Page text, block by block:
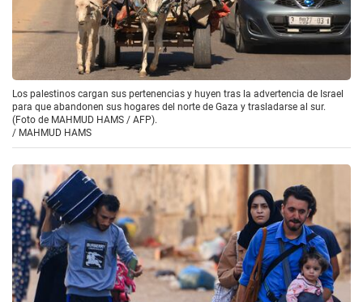
Los palestinos cargan sus pertenencias y huyen tras la advertencia de Israel
para que abandonen sus hogares del norte de Gaza y trasladarse al sur.
(Foto de MAHMUD HAMS / AFP).
/ MAHMUD HAMS